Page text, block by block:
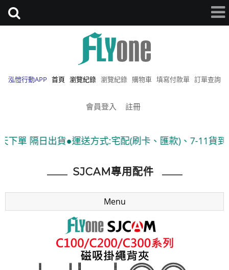
泓愷行動APP 首頁 瀏覽紀錄 瀏覽紀錄 購物車 填寫付款單 訂單查詢
會員登入 註冊
貨●運送方式:宅配(刷卡、匯款)、7-11貨到付款 ●隨
SJCAM專用配件
Menu